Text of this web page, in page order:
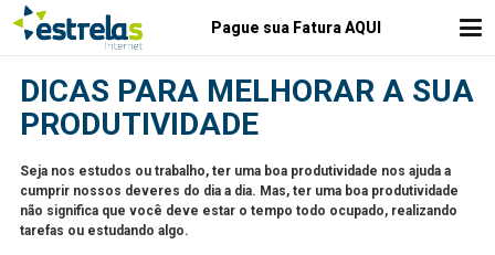
Pague sua Fatura AQUI
DICAS PARA MELHORAR A SUA
PRODUTIVIDADE
Seja nos estudos ou trabalho, ter uma boa produtividade nos ajuda a
cumprir nossos deveres do dia a dia. Mas, ter uma boa produtividade
não significa que você deve estar o tempo todo ocupado, realizando
tarefas ou estudando algo.